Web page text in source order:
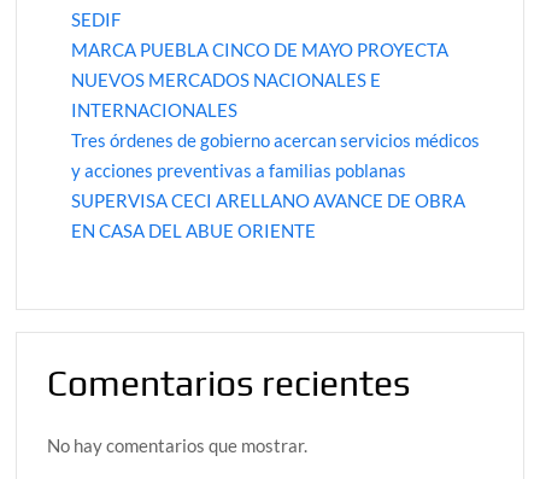
SEDIF
MARCA PUEBLA CINCO DE MAYO PROYECTA
NUEVOS MERCADOS NACIONALES E
INTERNACIONALES
Tres órdenes de gobierno acercan servicios médicos
y acciones preventivas a familias poblanas
SUPERVISA CECI ARELLANO AVANCE DE OBRA
EN CASA DEL ABUE ORIENTE
Comentarios recientes
No hay comentarios que mostrar.